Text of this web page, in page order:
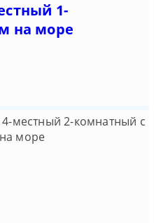
1-
на море